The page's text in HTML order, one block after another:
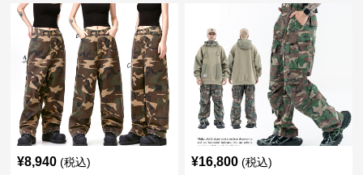
¥8,940 (税込) ¥16,800 (税込)